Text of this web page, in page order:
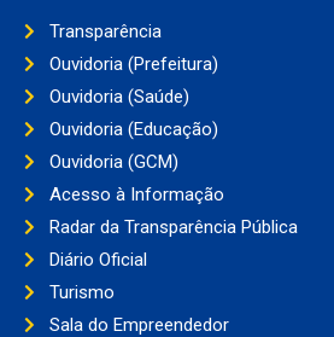
Transparência
Ouvidoria (Prefeitura)
Ouvidoria (Saúde)
Ouvidoria (Educação)
Ouvidoria (GCM)
Acesso à Informação
Radar da Transparência Pública
Diário Oficial
Turismo
Sala do Empreendedor